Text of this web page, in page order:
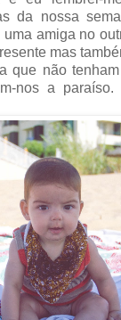
da nossa
amiga no
mas
que não
nos a